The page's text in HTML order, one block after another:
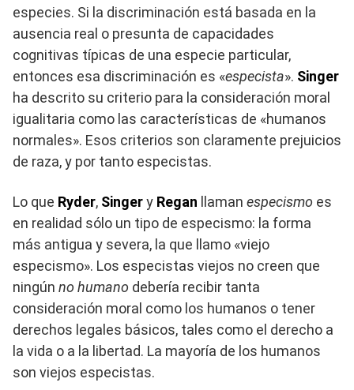
especies. Si la discriminación está basada en la
ausencia real o presunta de capacidades
cognitivas típicas de una especie particular,
entonces esa discriminación es «especista». Singer
ha descrito su criterio para la consideración moral
igualitaria como las características de «humanos
normales». Esos criterios son claramente prejuicios
de raza, y por tanto especistas.
Lo que Ryder, Singery Regan llaman especismo es
en realidad sólo un tipo de especismo: la forma
más antigua y severa, la que llamo «viejo
especismo». Los especistas viejos no creen que
ningún no humano debería recibir tanta
consideración moral como los humanos o tener
derechos legales básicos, tales como el derecho a
la vida o a la libertad. La mayoría de los humanos
son viejos especistas.